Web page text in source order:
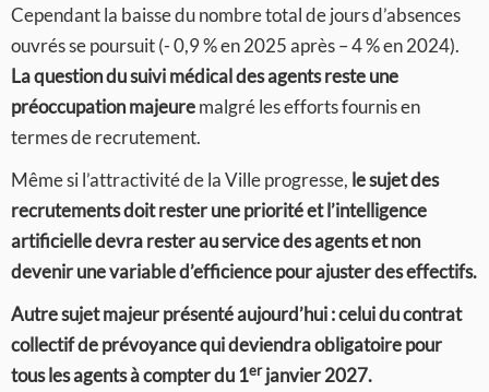
Cependant la baisse du nombre total de jours d’absences
ouvrés se poursuit (- 0,9 % en 2025 après – 4 % en 2024).
La question du suivi médical des agents reste une
préoccupation majeuremalgré les efforts fournis en
termes de recrutement.
Même si l’attractivité de la Ville progresse, le sujet des
recrutements doit rester une priorité et l’intelligence
artificielle devra rester au service des agents et non
devenir une variable d’efficience pour ajuster des effectifs.
Autre sujet majeurprésenté aujourd’hui : celui du contrat
collectif de prévoyance qui deviendra obligatoire pour
tous les agents à compter du 1erjanvier 2027.